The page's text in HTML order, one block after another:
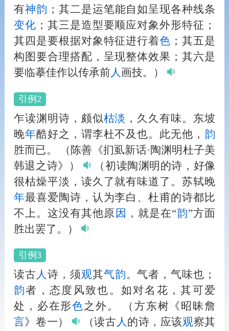
有神韵 ；其二是运笔能自如呈现各种线条
变化 ；其三是造型要顺应对象外形特征；
其四是要根据对象特征进行着色 ；其五是
构图要合理搭配，呈现整体效果；其六是
要临摹佳作以传承前 人 画技。）
引例2
乍读渊明诗，颇似枯淡 ，久久有味。东坡
晚年酷好之，谓李杜不及也。此无他，韵
胜而已。
（陈善《扪虱新话·陶渊明杜子美
韩退之诗》）
（初读陶渊明的诗，好像
很枯燥平淡，读久了就有味道了。苏轼晚
年最喜爱陶诗，认为李白、杜甫的诗都比
不上。这没有其他原 因 ，就是在“韵”方面
胜出罢了。）
引例3
读古 人 诗，须观其气韵。气者，气味也；
韵者，态度风致也。如对名花，其可爱
处，必在形色之外。
（方东树《昭昧詹
言》卷一） （读古 人 的诗，应该观察其